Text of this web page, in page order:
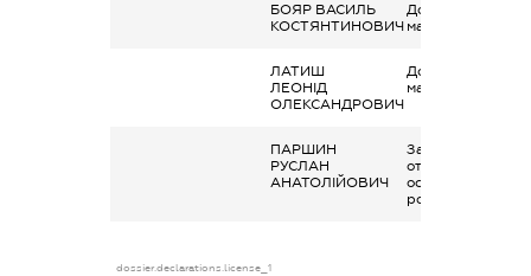
БОЯР ВАСИЛЬ
КОСТЯНТИНОВИЧ
Дохід від
майна в оренду
ЛАТИШ
ЛЕОНІД
ОЛЕКСАНДРОВИЧ
Дохід від
майна в оренду
ПАРШИН
РУСЛАН
АНАТОЛІЙОВИЧ
Заробітна плата
отримана за
основним місцем
роботи
dossier.declarations.license_1